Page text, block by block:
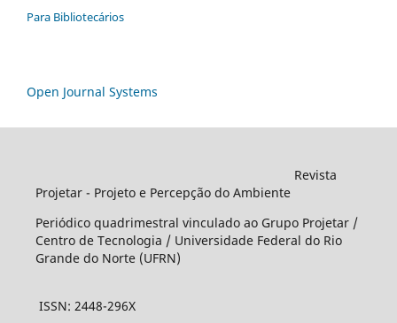
Para Bibliotecários
Open Journal Systems
Revista
Projetar - Projeto e Percepção do Ambiente
Periódico quadrimestral vinculado ao Grupo Projetar /
Centro de Tecnologia / Universidade Federal do Rio
Grande do Norte (UFRN)
ISSN: 2448-296X